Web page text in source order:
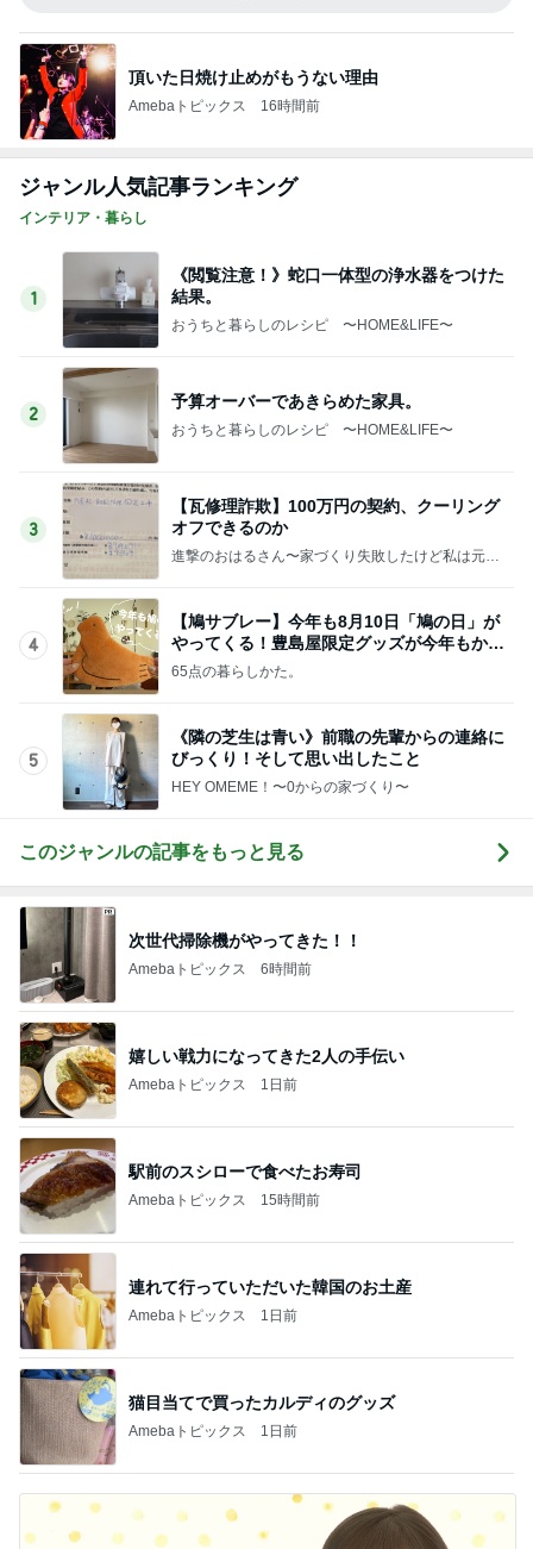
頂いた日焼け止めがもうない理由
Amebaトピックス 16時間前
ジャンル人気記事ランキング
インテリア・暮らし
1
《閲覧注意！》蛇口一体型の浄水器をつけた
結果。
おうちと暮らしのレシピ 〜HOME&LIFE〜
2
予算オーバーであきらめた家具。
おうちと暮らしのレシピ 〜HOME&LIFE〜
3
【瓦修理詐欺】100万円の契約、クーリング
オフできるのか
進撃のおはるさん〜家づくり失敗したけど私は元気
4
【鳩サブレー】今年も8月10日「鳩の日」が
やってくる！豊島屋限定グッズが今年もかわ
いすぎる♡
65点の暮らしかた。
5
《隣の芝生は青い》前職の先輩からの連絡に
びっくり！そして思い出したこと
HEY OMEME！〜0からの家づくり〜
このジャンルの記事をもっと見る
次世代掃除機がやってきた！！
Amebaトピックス 6時間前
嬉しい戦力になってきた2人の手伝い
Amebaトピックス 1日前
駅前のスシローで食べたお寿司
Amebaトピックス 15時間前
連れて行っていただいた韓国のお土産
Amebaトピックス 1日前
猫目当てで買ったカルディのグッズ
Amebaトピックス 1日前